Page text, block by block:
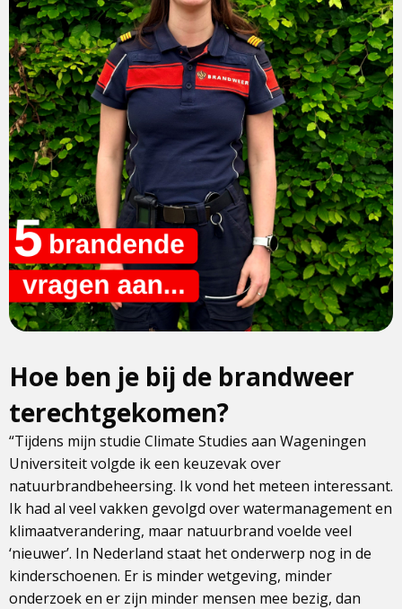
Hoe ben je bij de brandweer
terechtgekomen?
“Tijdens mijn studie Climate Studies aan Wageningen
Universiteit volgde ik een keuzevak over
natuurbrandbeheersing. Ik vond het meteen interessant.
Ik had al veel vakken gevolgd over watermanagement en
klimaatverandering, maar natuurbrand voelde veel
‘nieuwer’. In Nederland staat het onderwerp nog in de
kinderschoenen. Er is minder wetgeving, minder
onderzoek en er zijn minder mensen mee bezig, dan